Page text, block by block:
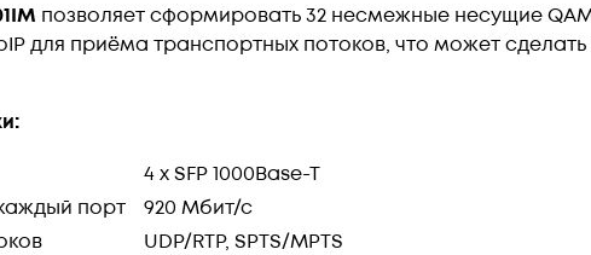
позволяет сформировать 32 несмежные несущие
для приёма транспортных потоков, что может
4 x SFP 1000Base-T
порт
920 Мбит/с
UDP/RTP, SPTS/MPTS